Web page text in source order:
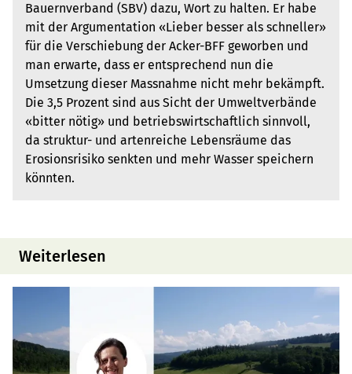
Bauernverband (SBV) dazu, Wort zu halten. Er habe
mit der Argumentation «Lieber besser als schneller»
für die Verschiebung der Acker-BFF geworben und
man erwarte, dass er entsprechend nun die
Umsetzung dieser Massnahme nicht mehr bekämpft.
Die 3,5 Prozent sind aus Sicht der Umweltverbände
«bitter nötig» und betriebswirtschaftlich sinnvoll,
da struktur- und artenreiche Lebensräume das
Erosionsrisiko senkten und mehr Wasser speichern
könnten.
Weiterlesen